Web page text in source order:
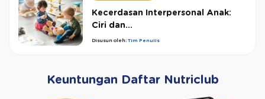
Kecerdasan Interpersonal Anak:
Ciri dan...
Disusun oleh: Tim Penulis
Keuntungan Daftar Nutriclub